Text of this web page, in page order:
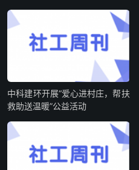
中科建环开展“爱心进村庄，帮扶
救助送温暖”公益活动